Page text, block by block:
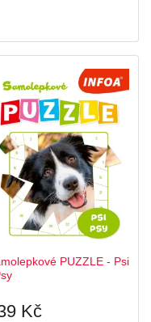
PUZZLE - Psi
Kč